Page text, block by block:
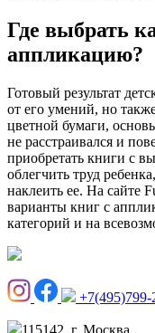
Где выбрать
аппликацию?
Готовый результат
от его умений, но
цветной бумаги,
не расстраивался и
приобретать книги с
облегчить труд
наклеить ее. На сайте
варианты книг с
категорий и на
+7(495)799-
115142, г. Москва,